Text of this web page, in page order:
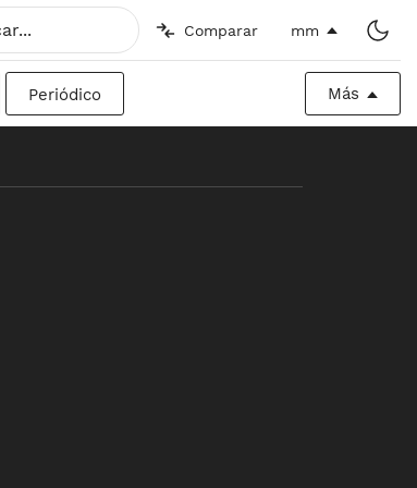
Comparar mm
Periódico Más